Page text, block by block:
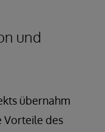
und
übernahm
Vorteile des